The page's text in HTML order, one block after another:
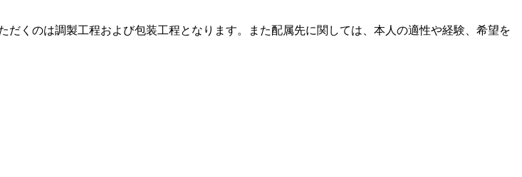
くのは調製工程および包装工程となります。また配属先に関しては、本人の適性や経験、希望を